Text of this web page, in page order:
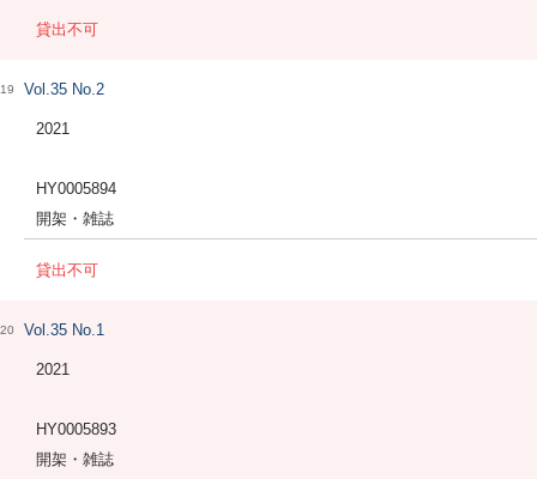
貸出不可
19 Vol.35 No.2
2021
HY0005894
開架・雑誌
貸出不可
20 Vol.35 No.1
2021
HY0005893
開架・雑誌